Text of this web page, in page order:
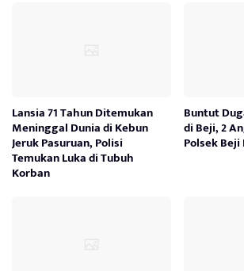
Lansia 71 Tahun Ditemukan
Meninggal Dunia di Kebun
Jeruk Pasuruan, Polisi
Temukan Luka di Tubuh
Korban
Buntut
di Beji, 2
Polsek